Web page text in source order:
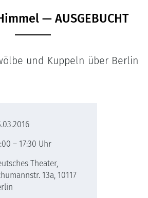
— AUSGEBUCHT
und Kuppeln über Berlin
– 17:30 Uhr
Theater,
13a, 10117